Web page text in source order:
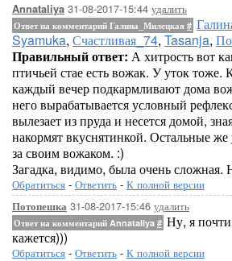
Annataliya 31-08-2017-15:44 удалить
Ответ на комментарий Галина_Милецкая #
Syamuka, Счастливая_74, Tasanja,
Правильный ответ: А хитрость вот
птичьей стае есть вожак. У уток тоже.
каждый вечер подкармливают дома
него вырабатывается условный
вылезает из пруда и несется домой,
накормят вкуснятинкой. Остальные же
за своим вожаком. :)
Загадка, видимо, была очень сложная.
Обратиться - Ответить - К полной версии
Потопешка 31-08-2017-15:46 удалить
Ответ на комментарий Annataliya # Ну, я
кажется)))
Обратиться - Ответить - К полной версии